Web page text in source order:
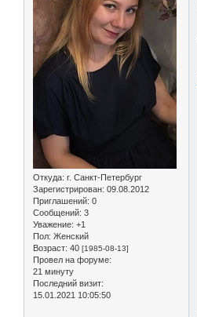
Откуда: г. Санкт-Петербург
Зарегистрирован: 09.08.2012
Приглашений: 0
Сообщений: 3
Уважение: +1
Пол: Женский
Возраст: 40 [1985-08-13]
Провел на форуме:
21 минуту
Последний визит:
15.01.2021 10:05:50